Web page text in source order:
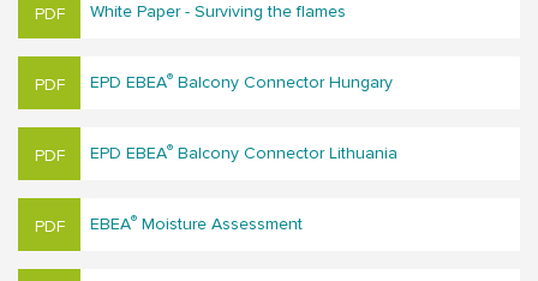
White Paper - Surviving the flames
EPD EBEA® Balcony Connector Hungary
EPD EBEA® Balcony Connector Lithuania
EBEA® Moisture Assessment